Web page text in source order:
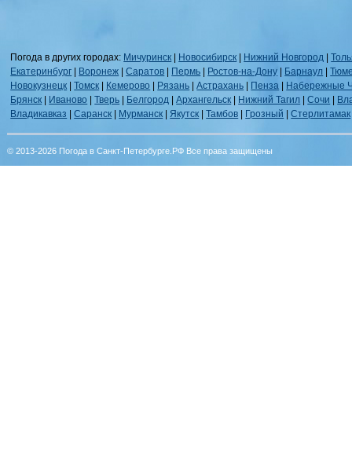
Погода в других городах: Мичуринск | Новосибирск | Нижний Новгород |
Екатеринбург | Воронеж |Саратов | Пермь | Ростов-на-Дону | Барнаул |
Новокузнецк |Томск | Кемерово | Рязань |Астрахань | Пенза | Набережные
Брянск | Иваново |Тверь | Белгород |Архангельск | Нижний Тагил |Сочи |
Владикавказ |Саранск | Мурманск | Якутск |Тамбов | Грозный |Стерлитамак
© 2013-2026 Погода в Санкт-Петербурге.РФ Все права защищены